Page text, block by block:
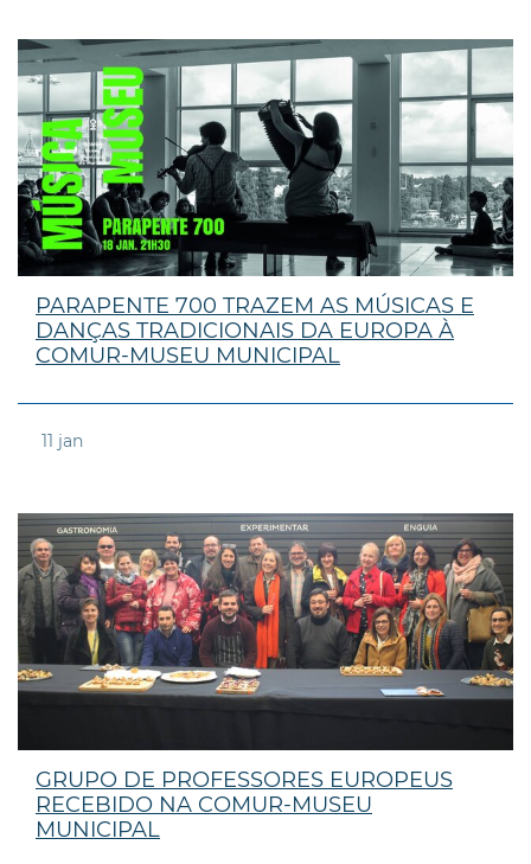
PARAPENTE 700 TRAZEM AS MÚSICAS E
DANÇAS TRADICIONAIS DA EUROPA À
COMUR-MUSEU MUNICIPAL
11 jan
GRUPO DE PROFESSORES EUROPEUS
RECEBIDO NA COMUR-MUSEU
MUNICIPAL